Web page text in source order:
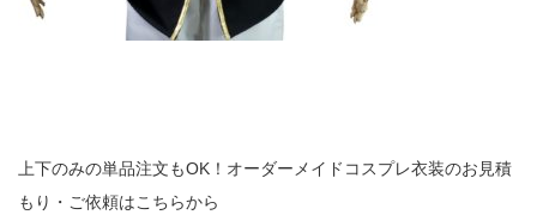
上下のみの単品注文もOK！オーダーメイドコスプレ衣装のお見積
もり・ご依頼はこちらから